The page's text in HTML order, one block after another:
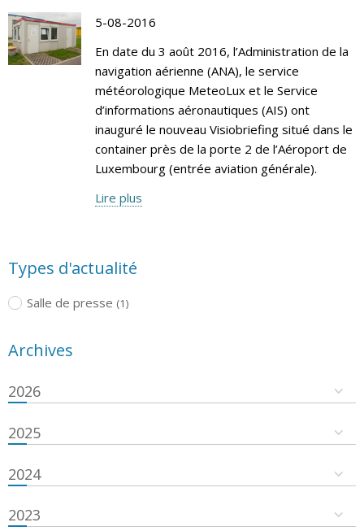
5-08-2016
En date du 3 août 2016, l’Administration de la
navigation aérienne (ANA), le service
météorologique MeteoLux et le Service
d’informations aéronautiques (AIS) ont
inauguré le nouveau Visiobriefing situé dans le
container près de la porte 2 de l’Aéroport de
Luxembourg (entrée aviation générale).
Lire plus
Types d'actualité
Salle de presse (1)
Archives
2026
2025
2024
2023